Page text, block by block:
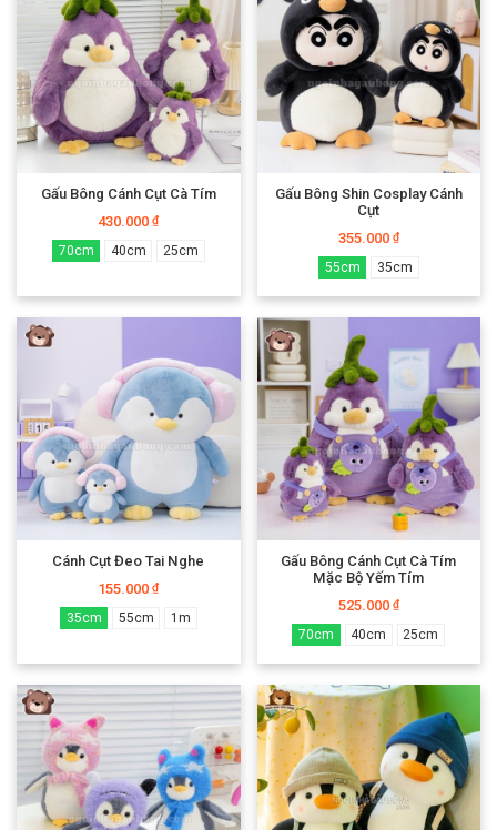
Gấu Bông Cánh Cụt Cà Tím
430.000₫
70cm 40cm 25cm
Gấu Bông Shin Cosplay Cánh
Cụt
355.000 ₫
55cm 35cm
Cánh Cụt Đeo Tai Nghe
155.000₫
35cm 55cm 1m
Gấu Bông Cánh Cụt Cà Tím
Mặc Bộ Yếm Tím
525.000 ₫
70cm 40cm 25cm